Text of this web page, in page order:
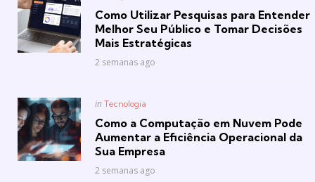
Como Utilizar Pesquisas para Entender
Melhor Seu Público e Tomar Decisões
Mais Estratégicas
2 semanas ago
Posted
in Tecnologia
Como a Computação em Nuvem Pode
Aumentar a Eficiência Operacional da
Sua Empresa
2 semanas ago